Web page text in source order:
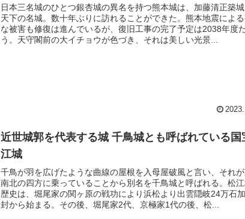
日本三名城のひとつ銀杏城の異名を持つ熊本城は、加藤清正築
天下の名城。数十年ぶりに訪れることができた。熊本地震によ
な被害も修復は進んでいるが、復旧工事の完了予定は2038年度
う。天守閣前の大イチョウが色づき、それは美しい光景...
近世城郭を代表する城 千鳥城とも呼ばれている国
江城
千鳥が羽を広げたような曲線の屋根を入母屋破風と言い、それ
南北の四方に乗っていることから別名を千鳥城と呼ばれる。松
歴史は、堀尾家の関ヶ原の戦功により浜松より出雲隠岐24万石
封から始まる。その後、堀尾家2代、京極家1代の後、松...